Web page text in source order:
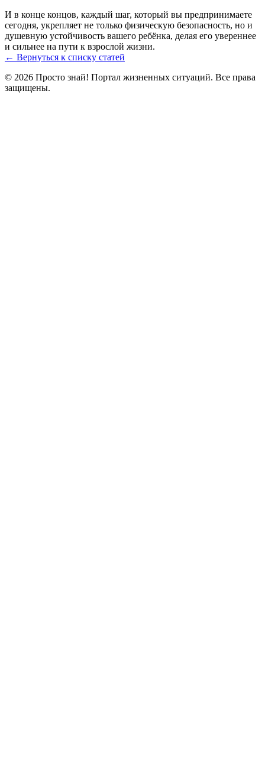
И в конце концов, каждый шаг, который вы предпринимаете
сегодня, укрепляет не только физическую безопасность, но и
душевную устойчивость вашего ребёнка, делая его увереннее
и сильнее на пути к взрослой жизни.
← Вернуться к списку статей
© 2026 Просто знай! Портал жизненных ситуаций. Все права
защищены.